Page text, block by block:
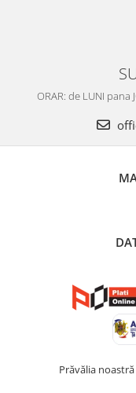
ORAR: de LUNI pana
Prăvălia noastră